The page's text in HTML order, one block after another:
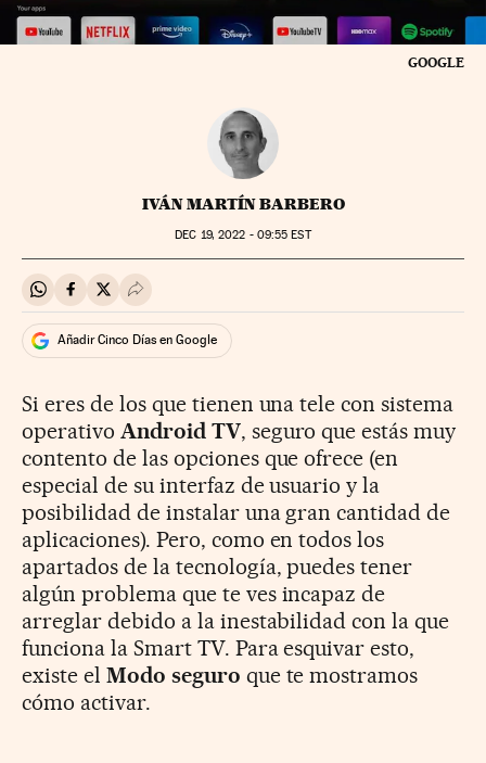
GOOGLE
IVÁN MARTÍN BARBERO
DEC 19, 2022 - 09:55 EST
Compartir en Whatsapp
Compartir en Facebook
Compartir en Twitter
Desplegar Redes Sociales
Añadir Cinco Días en Google
Si eres de los que tienen una tele con sistema
operativo Android TV, seguro que estás muy
contento de las opciones que ofrece (en
especial de su interfaz de usuario y la
posibilidad de instalar una gran cantidad de
aplicaciones). Pero, como en todos los
apartados de la tecnología, puedes tener
algún problema que te ves incapaz de
arreglar debido a la inestabilidad con la que
funciona la Smart TV. Para esquivar esto,
existe el Modo seguro que te mostramos
cómo activar.